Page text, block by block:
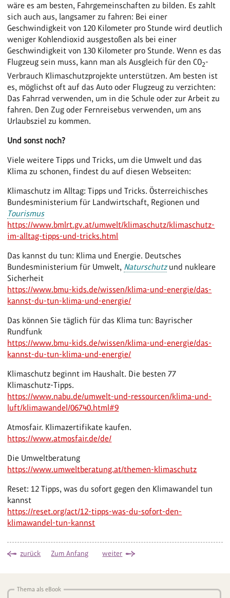
wäre es am besten, Fahrgemeinschaften zu bilden. Es zahlt
sich auch aus, langsamer zu fahren: Bei einer
Geschwindigkeit von 120 Kilometer pro Stunde wird deutlich
weniger Kohlendioxid ausgestoßen als bei einer
Geschwindigkeit von 130 Kilometer pro Stunde. Wenn es das
Flugzeug sein muss, kann man als Ausgleich für den CO2-
Verbrauch Klimaschutzprojekte unterstützen. Am besten ist
es, möglichst oft auf das Auto oder Flugzeug zu verzichten:
Das Fahrrad verwenden, um in die Schule oder zur Arbeit zu
fahren. Den Zug oder Fernreisebus verwenden, um ans
Urlaubsziel zu kommen.
Und sonst noch?
Viele weitere Tipps und Tricks, um die Umwelt und das
Klima zu schonen, findest du auf diesen Webseiten:
Klimaschutz im Alltag: Tipps und Tricks. Österreichisches
Bundesministerium für Landwirtschaft, Regionen und
Tourismus
https://www.bmlrt.gv.at/umwelt/klimaschutz/klimaschutz-
im-alltag-tipps-und-tricks.html
Das kannst du tun: Klima und Energie. Deutsches
Bundesministerium für Umwelt, Naturschutzund nukleare
Sicherheit
https://www.bmu-kids.de/wissen/klima-und-energie/das-
kannst-du-tun-klima-und-energie/
Das können Sie täglich für das Klima tun: Bayrischer
Rundfunk
https://www.bmu-kids.de/wissen/klima-und-energie/das-
kannst-du-tun-klima-und-energie/
Klimaschutz beginnt im Haushalt. Die besten 77
Klimaschutz-Tipps.
https://www.nabu.de/umwelt-und-ressourcen/klima-und-
luft/klimawandel/06740.html#9
Atmosfair. Klimazertifikate kaufen.
https://www.atmosfair.de/de/
Die Umweltberatung
https://www.umweltberatung.at/themen-klimaschutz
Reset: 12 Tipps, was du sofort gegen den Klimawandel tun
kannst
https://reset.org/act/12-tipps-was-du-sofort-den-
klimawandel-tun-kannst
zurück Zum Anfang weiter
Thema als eBook